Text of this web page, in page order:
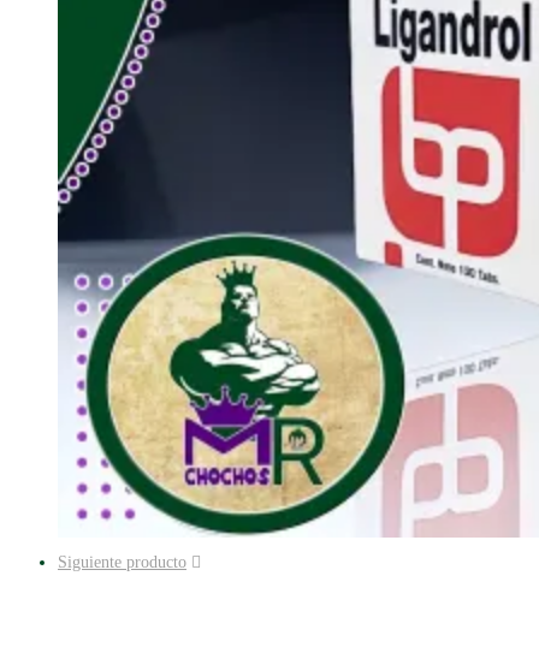
Siguiente producto